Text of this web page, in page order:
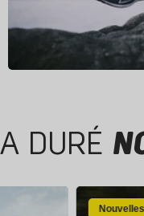
A DURÉ
Nouvelles